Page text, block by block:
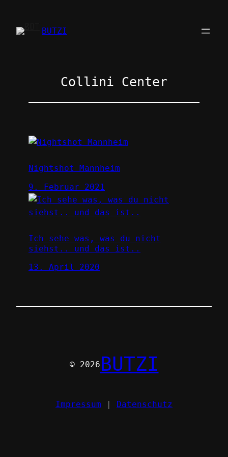
springenBUTZI
Collini Center
Nightshot Mannheim
9. Februar 2021
Ich sehe was, was du nicht
siehst.. und das ist..
13. April 2020
© 2026 BUTZI
Impressum | Datenschutz